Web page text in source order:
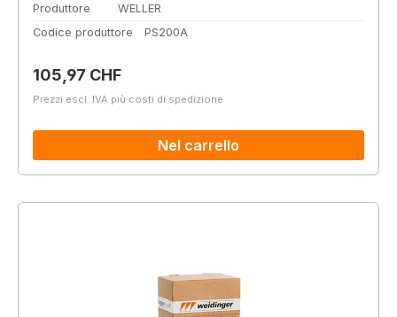
Produttore
WELLER
Codice produttore
PS200A
Prezzo normale:
105,97 CHF
Prezzi escl. IVA più costi di spedizione
Nel carrello